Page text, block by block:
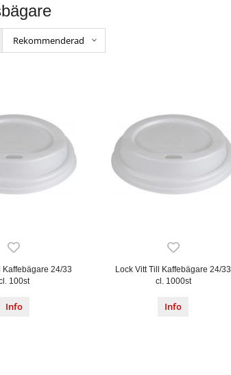
Kaffebägare 24/33
100st
Info
Lock Vitt Till Kaffebägare 24/33
cl. 1000st
Info